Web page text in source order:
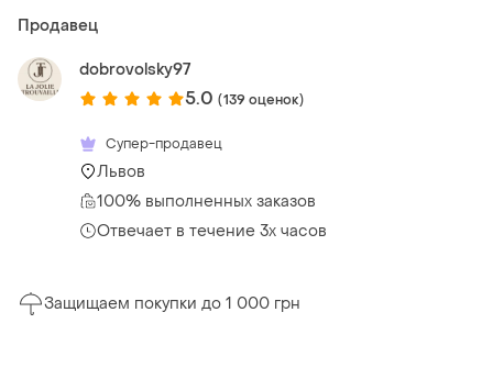
Продавец
dobrovolsky97
5.0 (139 оценок)
Супер-продавец
Львов
100% выполненных заказов
Отвечает в течение 3х часов
Защищаем покупки до 1 000 грн